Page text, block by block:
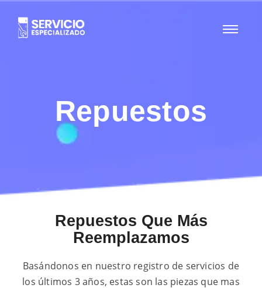
Repuestos
Repuestos Que Más
Reemplazamos
Basándonos en nuestro registro de servicios de
los últimos 3 años, estas son las piezas que mas